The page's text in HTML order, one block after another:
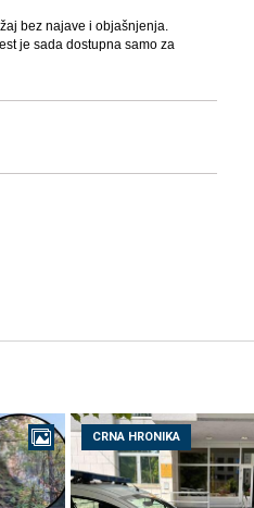
bez najave i objašnjenja.
je sada dostupna samo za
CRNA HRONIKA